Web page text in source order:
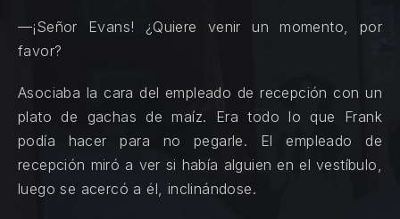
—¡Señor Evans! ¿Quiere venir un momento, por
favor?
Asociaba la cara del empleado de recepción con un
plato de gachas de maíz. Era todo lo que Frank
podía hacer para no pegarle. El empleado de
recepción miró a ver si había alguien en el vestíbulo,
luego se acercó a él, inclinándose.